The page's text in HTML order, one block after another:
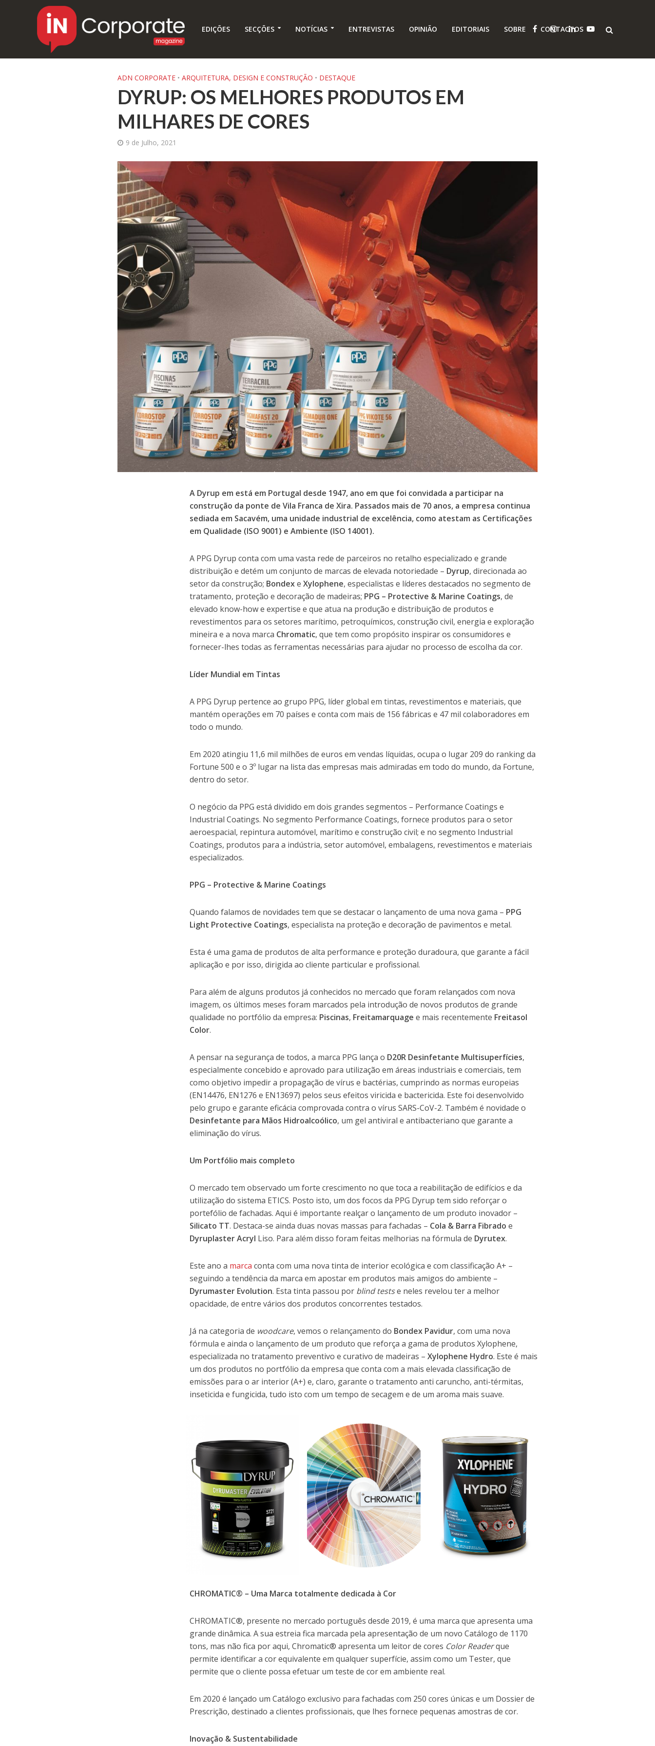
EDIÇÕES SECÇÕES NOTÍCIAS ENTREVISTAS OPINIÃO EDITORIAIS SOBRE CONTACTOS
ADN CORPORATE • ARQUITETURA, DESIGN E CONSTRUÇÃO • DESTAQUE
DYRUP: OS MELHORES PRODUTOS EM
MILHARES DE CORES
9 de Julho, 2021
A Dyrup em está em Portugal desde 1947, ano em que foi convidada a participar na
construção da ponte de Vila Franca de Xira. Passados mais de 70 anos, a empresa continua
sediada em Sacavém, uma unidade industrial de excelência, como atestam as Certificações
em Qualidade (ISO 9001) e Ambiente (ISO 14001).
A PPG Dyrup conta com uma vasta rede de parceiros no retalho especializado e grande
distribuição e detém um conjunto de marcas de elevada notoriedade – Dyrup, direcionada ao
setor da construção; BondexeXylophene, especialistas e líderes destacados no segmento de
tratamento, proteção e decoração de madeiras; PPG – Protective & Marine Coatings, de
elevado know-how e expertise e que atua na produção e distribuição de produtos e
revestimentos para os setores marítimo, petroquímicos, construção civil, energia e exploração
mineira e a nova marca Chromatic, que tem como propósito inspirar os consumidores e
fornecer-lhes todas as ferramentas necessárias para ajudar no processo de escolha da cor.
Líder Mundial em Tintas
A PPG Dyrup pertence ao grupo PPG, líder global em tintas, revestimentos e materiais, que
mantém operações em 70 países e conta com mais de 156 fábricas e 47 mil colaboradores em
todo o mundo.
Em 2020 atingiu 11,6 mil milhões de euros em vendas líquidas, ocupa o lugar 209 do ranking da
Fortune 500 e o 3º lugar na lista das empresas mais admiradas em todo do mundo, da Fortune,
dentro do setor.
O negócio da PPG está dividido em dois grandes segmentos – Performance Coatings e
Industrial Coatings. No segmento Performance Coatings, fornece produtos para o setor
aeroespacial, repintura automóvel, marítimo e construção civil; e no segmento Industrial
Coatings, produtos para a indústria, setor automóvel, embalagens, revestimentos e materiais
especializados.
PPG – Protective & Marine Coatings
Quando falamos de novidades tem que se destacar o lançamento de uma nova gama – PPG
Light Protective Coatings, especialista na proteção e decoração de pavimentos e metal.
Esta é uma gama de produtos de alta performance e proteção duradoura, que garante a fácil
aplicação e por isso, dirigida ao cliente particular e profissional.
Para além de alguns produtos já conhecidos no mercado que foram relançados com nova
imagem, os últimos meses foram marcados pela introdução de novos produtos de grande
qualidade no portfólio da empresa: Piscinas, Freitamarquagee mais recentemente Freitasol
Color.
A pensar na segurança de todos, a marca PPG lança o D20R Desinfetante Multisuperfícies,
especialmente concebido e aprovado para utilização em áreas industriais e comerciais, tem
como objetivo impedir a propagação de vírus e bactérias, cumprindo as normas europeias
(EN14476, EN1276 e EN13697) pelos seus efeitos viricida e bactericida. Este foi desenvolvido
pelo grupo e garante eficácia comprovada contra o vírus SARS-CoV-2. Também é novidade o
Desinfetante para Mãos Hidroalcoólico, um gel antiviral e antibacteriano que garante a
eliminação do vírus.
Um Portfólio mais completo
O mercado tem observado um forte crescimento no que toca a reabilitação de edifícios e da
utilização do sistema ETICS. Posto isto, um dos focos da PPG Dyrup tem sido reforçar o
portefólio de fachadas. Aqui é importante realçar o lançamento de um produto inovador –
Silicato TT. Destaca-se ainda duas novas massas para fachadas – Cola & Barra Fibradoe
Dyruplaster Acryl Liso. Para além disso foram feitas melhorias na fórmula de Dyrutex.
Este ano a marcaconta com uma nova tinta de interior ecológica e com classificação A+ –
seguindo a tendência da marca em apostar em produtos mais amigos do ambiente –
Dyrumaster Evolution. Esta tinta passou por blind testse neles revelou ter a melhor
opacidade, de entre vários dos produtos concorrentes testados.
Já na categoria de woodcare, vemos o relançamento do Bondex Pavidur, com uma nova
fórmula e ainda o lançamento de um produto que reforça a gama de produtos Xylophene,
especializada no tratamento preventivo e curativo de madeiras –Xylophene Hydro. Este é mais
um dos produtos no portfólio da empresa que conta com a mais elevada classificação de
emissões para o ar interior (A+) e, claro, garante o tratamento anti caruncho, anti-térmitas,
inseticida e fungicida, tudo isto com um tempo de secagem e de um aroma mais suave.
CHROMATIC® – Uma Marca totalmente dedicada à Cor
CHROMATIC®, presente no mercado português desde 2019, é uma marca que apresenta uma
grande dinâmica. A sua estreia fica marcada pela apresentação de um novo Catálogo de 1170
tons, mas não fica por aqui, Chromatic® apresenta um leitor de cores Color Readerque
permite identificar a cor equivalente em qualquer superfície, assim como um Tester, que
permite que o cliente possa efetuar um teste de cor em ambiente real.
Em 2020 é lançado um Catálogo exclusivo para fachadas com 250 cores únicas e um Dossier de
Prescrição, destinado a clientes profissionais, que lhes fornece pequenas amostras de cor.
Inovação & Sustentabilidade